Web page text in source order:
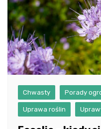
Chwasty Porady
Uprawa roślin